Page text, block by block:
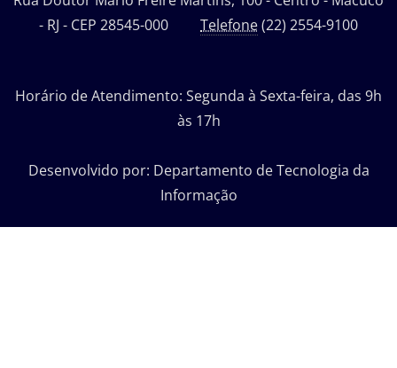
- RJ - CEP 28545-000 Telefone(22) 2554-9100
Horário de Atendimento: Segunda à Sexta-feira, das 9h
às 17h
Desenvolvido por: Departamento de Tecnologia da
Informação